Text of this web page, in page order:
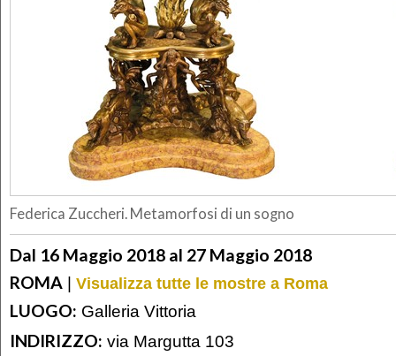
Federica Zuccheri. Metamorfosi di un sogno
Dal 16 Maggio 2018 al 27 Maggio 2018
ROMA | Visualizza tutte le mostre a Roma
LUOGO: Galleria Vittoria
INDIRIZZO: via Margutta 103